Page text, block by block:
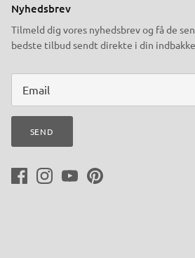
Nyhedsbrev
Tilmeld dig vores nyhedsbrev og få de
bedste tilbud sendt direkte i din indbakke
SEND